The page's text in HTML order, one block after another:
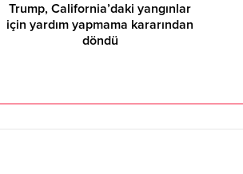
Trump, California’daki yangınlar
için yardım yapmama kararından
döndü